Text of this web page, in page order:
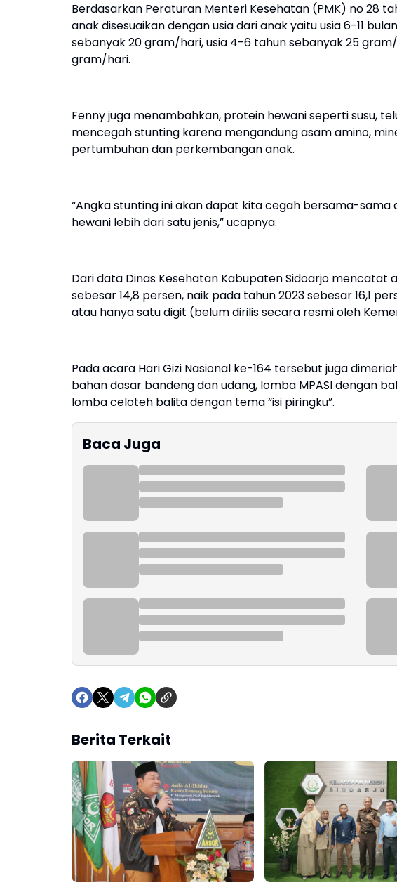
Berdasarkan Peraturan Menteri Kesehatan (PMK) no 28
anak disesuaikan dengan usia dari anak yaitu usia 6-11
sebanyak 20 gram/hari, usia 4-6 tahun sebanyak 25
gram/hari.
Fenny juga menambahkan, protein hewani seperti susu,
mencegah stunting karena mengandung asam amino,
pertumbuhan dan perkembangan anak.
“Angka stunting ini akan dapat kita cegah bersama-
hewani lebih dari satu jenis,” ucapnya.
Dari data Dinas Kesehatan Kabupaten Sidoarjo mencatat
sebesar 14,8 persen, naik pada tahun 2023 sebesar 16,1
atau hanya satu digit (belum dirilis secara resmi oleh
Pada acara Hari Gizi Nasional ke-164 tersebut juga
bahan dasar bandeng dan udang, lomba MPASI dengan
lomba celoteh balita dengan tema “isi piringku”.
Baca Juga
Berita Terkait